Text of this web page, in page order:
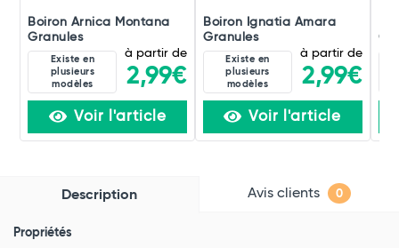
Boiron Arnica Montana
Granules
Existe en
plusieurs
modèles
à partir de
2,99€
Voir l'article
Boiron Ignatia Amara
Granules
Existe en
plusieurs
modèles
à partir de
2,99€
Voir l'article
Description Avis clients 0
Propriétés